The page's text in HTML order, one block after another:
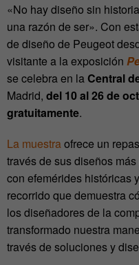
«No hay diseño sin
una razón de ser». Con
de diseño de Peugeot
visitante a la exposición
se celebra en laCentral
Madrid, del 10 al 26 de
gratuitamente.
La muestraofrece un
través de sus diseños
con efemérides históricas
recorrido que demuestra
los diseñadores de la
transformado nuestra
través de soluciones y